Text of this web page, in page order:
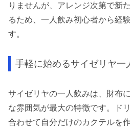
りませんが、アレンジ次第で新
るため、一人飲み初心者から経
す。
手軽に始めるサイゼリヤ一
サイゼリヤの一人飲みは、財布
な雰囲気が最大の特徴です。ド
合わせて自分だけのカクテルを